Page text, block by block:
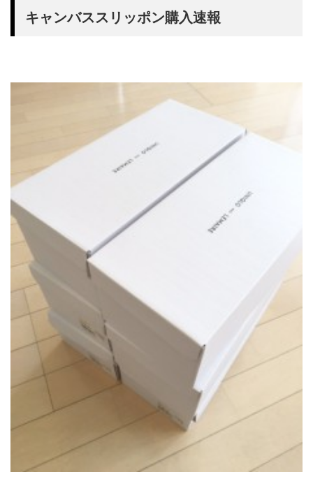
キャンバススリッポン購入速報